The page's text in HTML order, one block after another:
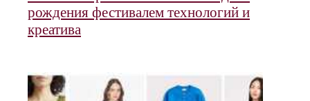
рождения фестивалем технологий и
креатива